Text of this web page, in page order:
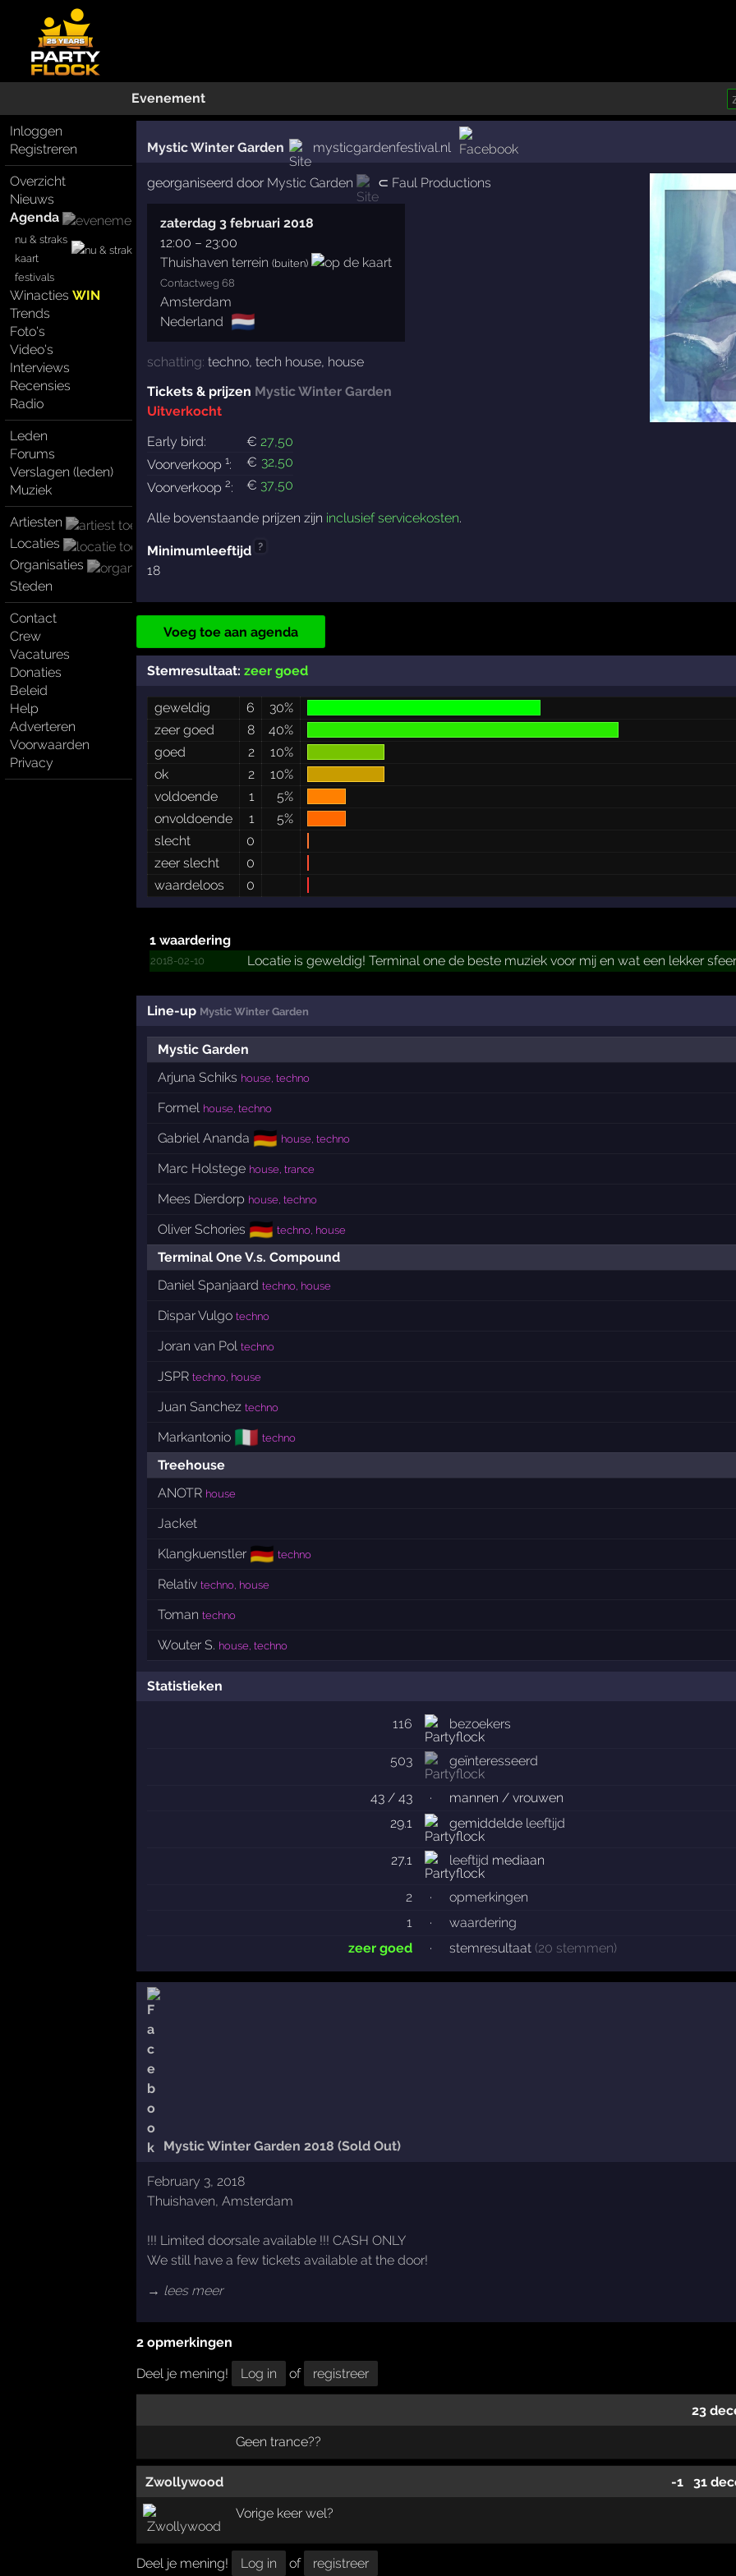
Evenement
Inloggen
Registreren
Overzicht
Nieuws
Agenda
nu & straks
kaart
festivals
WinactiesWIN
Trends
Foto's
Video's
Interviews
Recensies
Radio
Leden
Forums
Verslagen (leden)
Muziek
Artiesten
Locaties
Organisaties
Steden
Contact
Crew
Vacatures
Donaties
Beleid
Help
Adverteren
Voorwaarden
Privacy
Mystic Winter Garden mysticgardenfestival.nl
georganiseerd door Mystic Garden ⊂ Faul Productions
zaterdag 3 februari 2018
12:00 – 23:00
Thuishaven terrein (buiten)
Contactweg 68
Amsterdam
Nederland 🇳🇱
schatting: techno, tech house, house
Tickets & prijzen Mystic Winter Garden
Uitverkocht
Early bird:
€ 27,50
Voorverkoop 1: € 32,50
Voorverkoop 2: € 37,50
Alle bovenstaande prijzen zijn inclusief servicekosten.
Minimumleeftijd ?
18
Voeg toe aan agenda
Stemresultaat: zeer goed
geweldig 6
30%
zeer goed
8
40%
goed
2
10%
ok
2
10%
voldoende
1
5%
onvoldoende
1
5%
slecht
0
zeer slecht
0
waardeloos
0
1 waardering
2018-02-10 Locatie is geweldig! Terminal one de beste muziek voor mij en wat een lekker
Line-up Mystic Winter Garden
Mystic Garden
Arjuna Schiks house, techno
Formel house, techno
Gabriel Ananda 🇩🇪 house, techno
Marc Holstege house, trance
Mees Dierdorp house, techno
Oliver Schories 🇩🇪 techno, house
Terminal One V.s. Compound
Daniel Spanjaard techno, house
Dispar Vulgo techno
Joran van Pol techno
JSPR techno, house
Juan Sanchez techno
Markantonio 🇮🇹 techno
Treehouse
ANOTR house
Jacket
Klangkuenstler 🇩🇪 techno
Relativ techno, house
Toman techno
Wouter S. house, techno
Statistieken
116 bezoekers
503 geïnteresseerd
43 / 43 ·
mannen / vrouwen
29.1
gemiddelde leeftijd
27.1 leeftijd mediaan
2 ·
opmerkingen
1
·
waardering
zeer goed
· stemresultaat (20 stemmen)
Mystic Winter Garden 2018 (Sold Out)
February 3, 2018
Thuishaven, Amsterdam
!!! Limited doorsale available !!! CASH ONLY
We still have a few tickets available at the door!
→ lees meer
2 opmerkingen
Deel je mening!
Log in of registreer
23
Geen trance??
Zwollywood -1 31
Vorige keer wel?
Deel je mening! Log in of registreer